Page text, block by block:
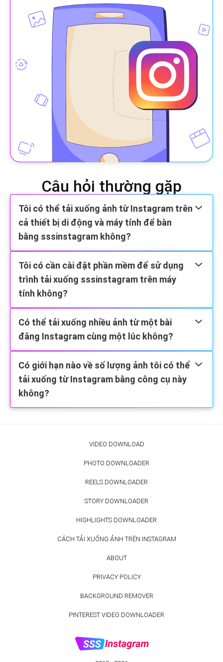
Câu hỏi thường gặp
Tôi có thể tải xuống ảnh từ Instagram trên
cả thiết bị di động và máy tính để bàn
bằng sssinstagram không?
Tôi có cần cài đặt phần mềm để sử dụng
trình tải xuống sssinstagram trên máy
tính không?
Có thể tải xuống nhiều ảnh từ một bài
đăng Instagram cùng một lúc không?
Có giới hạn nào về số lượng ảnh tôi có thể
tải xuống từ Instagram bằng công cụ này
không?
VIDEO DOWNLOAD
PHOTO DOWNLOADER
REELS DOWNLOADER
STORY DOWNLOADER
HIGHLIGHTS DOWNLOADER
CÁCH TẢI XUỐNG ẢNH TRÊN INSTAGRAM
ABOUT
PRIVACY POLICY
BACKGROUND REMOVER
PINTEREST VIDEO DOWNLOADER